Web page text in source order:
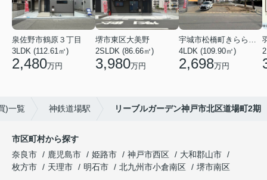
泉佐野市鶴原３丁目
3LDK (112.61㎡)
2,480万円
堺市東区大美野
2SLDK (86.66㎡)
3,980万円
宇城市松橋町きらら３丁目
4LDK (109.90㎡)
2,698万円
)一覧 神鉄道場駅 リーブルガーデン神戸市北区道場町2期
市区町村から探す
奈良市
鹿児島市 姫路市 神戸市西区
大和郡山市
枚方市
天理市 明石市 北九州市小倉南区
堺市南区